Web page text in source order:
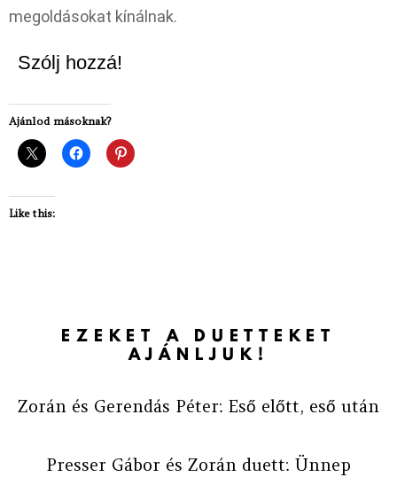
megoldásokat kínálnak.
Szólj hozzá!
Ajánlod másoknak?
Like this:
EZEKET A DUETTEKET
AJÁNLJUK!
Zorán és Gerendás Péter: Eső előtt, eső után
Presser Gábor és Zorán duett: Ünnep